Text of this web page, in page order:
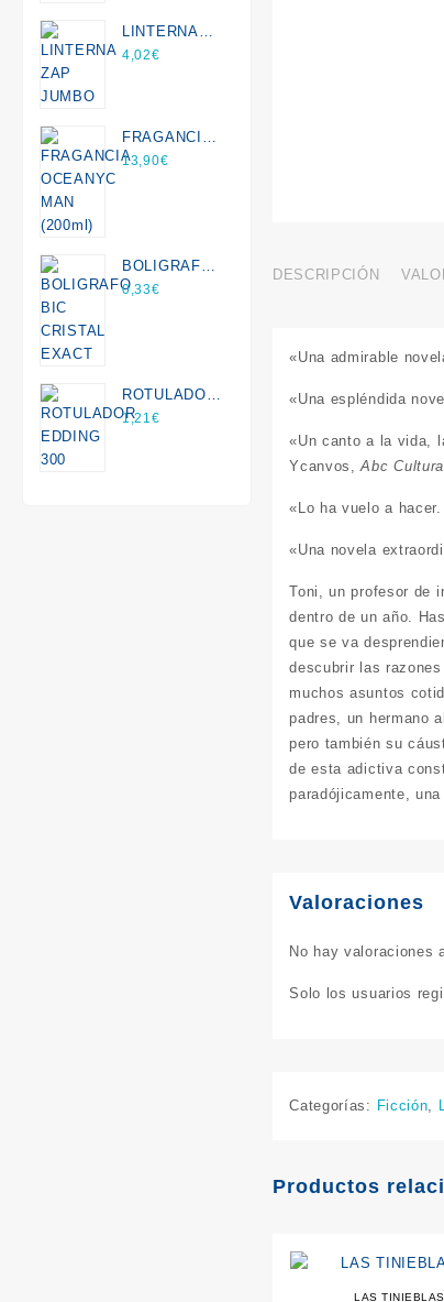
LINTERNA
ZAP JUMBO
4,02€
FRAGANCIA
OCEANYC
13,90€
BOLIGRAFO
BIC CRISTAL
0,33€
ROTULADOR
EDDING 300
1,21€
DESCRIPCIÓN
«Una admirable
«Una espléndida
«Un canto a la vida,
Ycanvos,Abc
«Lo ha vuelo a
«Una novela
Toni, un profesor de
dentro de un año.
que se va
descubrir las
muchos asuntos
padres, un hermano
pero también su
de esta adictiva
paradójicamente,
Valoraciones
No hay valoraciones
Solo los usuarios
Categorías: Ficción,
Productos
LAS